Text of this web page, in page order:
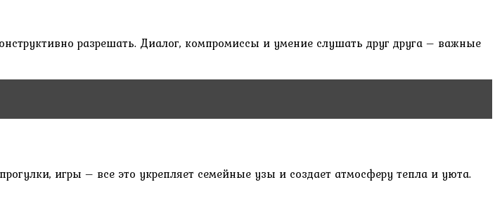
разрешать. Диалог, компромиссы и умение слушать друг друга – важные
игры – все это укрепляет семейные узы и создает атмосферу тепла и уюта.